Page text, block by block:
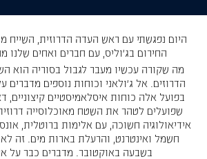
EN
היום נפגשתי עם ראש העדה הדרוזית, השייח
החירום בג’וליס, עם חברים ואחים שלנו
מה שקורה עכשיו מעבר לגבול בסוריה הוא
הדרוזים. אל ג’ולאני וכוחות נוספים
בפועל אלה כוחות איסלאמיסטיים קיצוניים,
שפועלים לטהר את השטח מאוכלוסייה
אידיאולוגיה חשוכה, עם אלימות ברוטלית,
חשמל ואינטרנט, והרעלת בארות מים. זה
בשבעה באוקטובר. מדברים כבר על